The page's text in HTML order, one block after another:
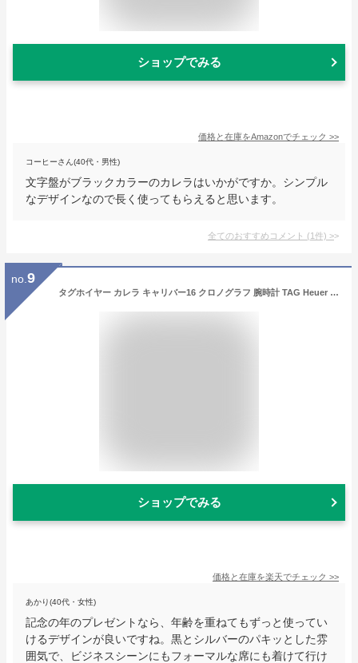
ショップでみる
価格と在庫をAmazonでチェック >>
コーヒーさん(40代・男性)
文字盤がブラックカラーのカレラはいかがですか。シンプル
なデザインなので長く使ってもらえると思います。
全てのおすすめコメント (1件) >
no. 9
タグホイヤー カレラ キャリバー16 クロノグラフ 腕時計 TAG Heuer CARRERA CALIBRE16 CHRONOGRAPH CBK2110.BA0715 ブラック メンズ ブランド 時計 新品
ショップでみる
価格と在庫を楽天でチェック >>
あかり(40代・女性)
記念の年のプレゼントなら、年齢を重ねてもずっと使ってい
けるデザインが良いですね。黒とシルバーのパキッとした雰
囲気で、ビジネスシーンにもフォーマルな席にも着けて行け